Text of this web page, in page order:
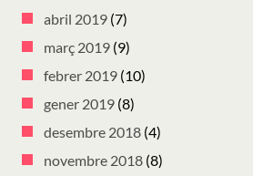
abril 2019 (7)
març 2019 (9)
febrer 2019 (10)
gener 2019 (8)
desembre 2018 (4)
novembre 2018 (8)